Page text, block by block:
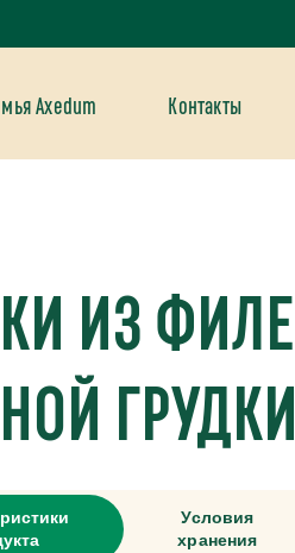
Axedum Контакты
ИЗ ФИЛЕ
ГРУДКИ
Условия
хранения